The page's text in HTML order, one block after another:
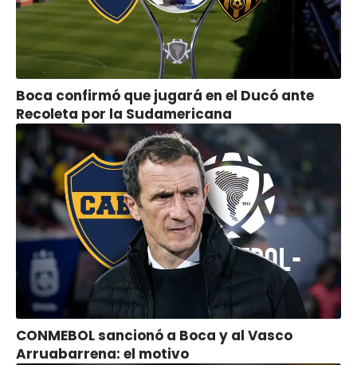
Boca confirmó que jugará en el Ducó ante
Recoleta por la Sudamericana
CONMEBOL sancionó a Boca y al Vasco
Arruabarrena: el motivo